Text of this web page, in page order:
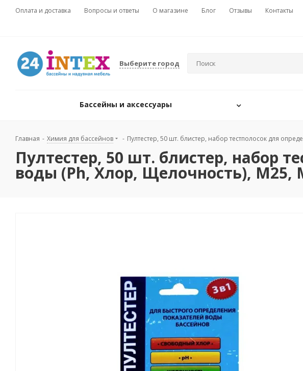
Оплата и доставка Вопросы и ответы О магазине Блог Отзывы
Контакты
Выберите город
Бассейны и аксессуары
Главная - Химия для бассейнов - Пултестер, 50 шт. блистер, набор тестполосок для
Пултестер, 50 шт. блистер, набор
воды (Ph, Хлор, Щелочность), М25,